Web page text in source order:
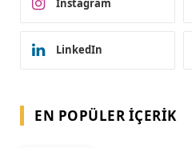
Instagram
LinkedIn
EN POPÜLER İÇERIK